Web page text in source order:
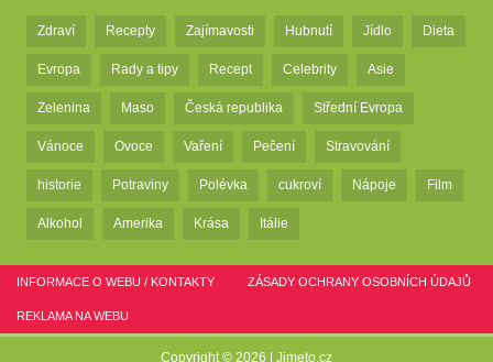
Zdraví Recepty Zajímavosti Hubnutí Jídlo Dieta
Evropa Rady a tipy Recept Celebrity Asie
Zelenina Maso Česká republika Střední Evropa
Vánoce Ovoce Vaření Pečení Stravování
historie Potraviny Polévka cukroví Nápoje Film
Alkohol Amerika Krása Itálie
INFORMACE O WEBU / KONTAKTY ZÁSADY OCHRANY OSOBNÍCH ÚDAJŮ
REKLAMA NA WEBU
Copyright © 2026 | Jimeto.cz